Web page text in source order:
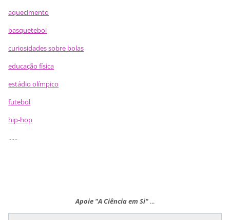
aquecimento
basquetebol
curiosidades sobre bolas
educação física
estádio olímpico
futebol
hip-hop
......
Apoie "A Ciência em Si" ...